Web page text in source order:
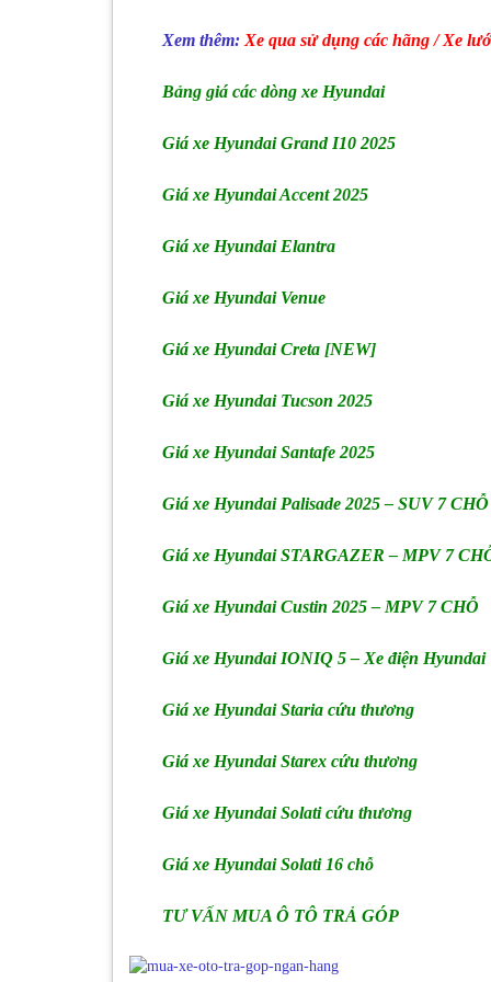
Xem thêm: Xe qua sử dụng các hãng / Xe
Bảng giá các dòng xe Hyundai
Giá xe Hyundai Grand I10 2025
Giá xe Hyundai Accent 2025
Giá xe Hyundai Elantra
Giá xe Hyundai Venue
Giá xe Hyundai Creta [NEW]
Giá xe Hyundai Tucson 2025
Giá xe Hyundai Santafe 2025
Giá xe Hyundai Palisade 2025 – SUV 7 CHỖ
Giá xe Hyundai STARGAZER – MPV 7
Giá xe Hyundai Custin 2025 – MPV 7 CHỖ
Giá xe Hyundai IONIQ 5 – Xe điện Hyundai
Giá xe Hyundai Staria cứu thương
Giá xe Hyundai Starex cứu thương
Giá xe Hyundai Solati cứu thương
Giá xe Hyundai Solati 16 chỗ
TƯ VẤN MUA Ô TÔ TRẢ GÓP